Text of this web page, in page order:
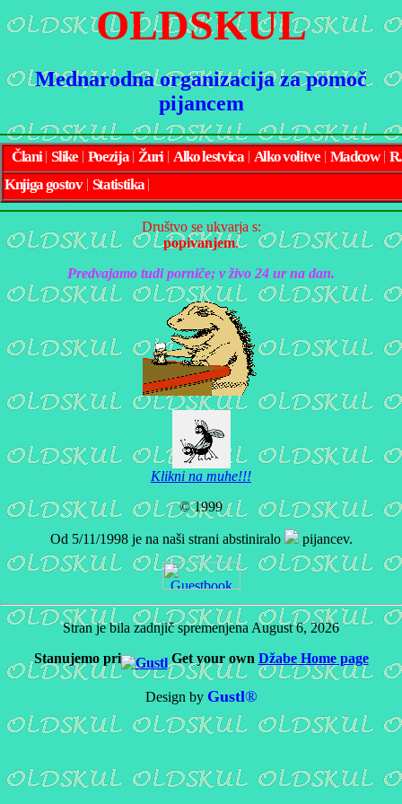
OLDSKUL
Mednarodna organizacija za pomoč
pijancem
Člani | Slike | Poezija | Žuri | Alko lestvica | Alko volitve | Madcow |
Knjiga gostov | Statistika |
Društvo se ukvarja s:
popivanjem.
Predvajamo tudi porniče; v živo 24 ur na dan.
Klikni na muhe!!!
© 1999
Od 5/11/1998 je na naši strani abstiniralo pijancev.
Stran je bila zadnjič spremenjena August 6, 2026
Stanujemo pri
Get your own Džabe Home page
Design by Gustl®